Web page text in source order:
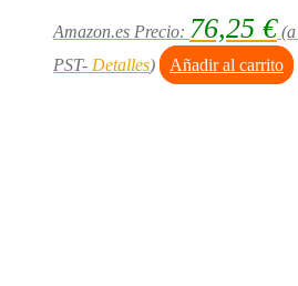
Amazon.es Precio: 76,25 €
PST- Detalles) Añadir al carrito